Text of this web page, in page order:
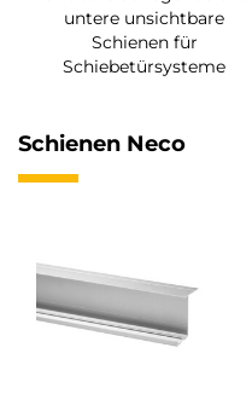
untere unsichtbare
Schienen für
Schiebetürsysteme
Schienen Neco